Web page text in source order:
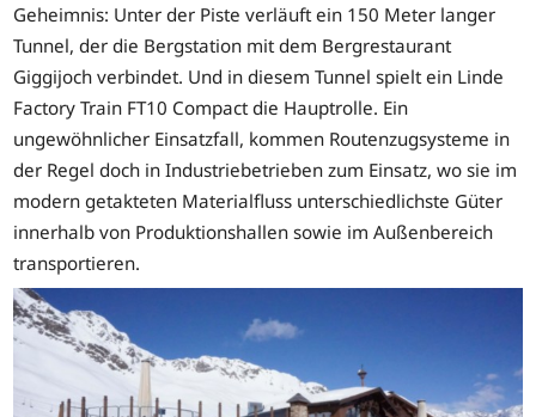
Geheimnis: Unter der Piste verläuft ein 150 Meter langer
Tunnel, der die Bergstation mit dem Bergrestaurant
Giggijoch verbindet. Und in diesem Tunnel spielt ein Linde
Factory Train FT10 Compact die Hauptrolle. Ein
ungewöhnlicher Einsatzfall, kommen Routenzugsysteme in
der Regel doch in Industriebetrieben zum Einsatz, wo sie im
modern getakteten Materialfluss unterschiedlichste Güter
innerhalb von Produktionshallen sowie im Außenbereich
transportieren.